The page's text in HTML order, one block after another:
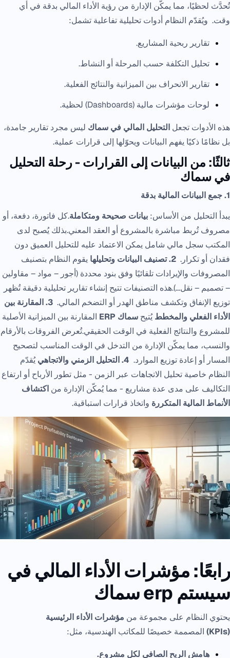
تُحدَّث لحظيًا، مما يمكّن الإدارة من رؤية الأداء المالي بدقة في أي
وقت. ويُقدّم النظام أدوات تحليلية تفاعلية تشمل:
تقارير ربحية المشاريع.
تحليل التكلفة حسب المرحلة أو النشاط.
تقارير الانحراف بين الميزانية والنتائج الفعلية.
لوحات مؤشرات مالية (Dashboards) لحظية.
هذه الأدوات تجعل التحليل المالي في سماك ليس مجرد تقارير جامدة،
بل نظامًا ذكيًا يفهم البيانات ويحوّلها إلى قرارات عملية.
ثالثًا: من البيانات إلى القرارات - رحلة التحليل
في سماك
1. جمع البيانات المالية بدقة
يبدأ التحليل من الأساس: بيانات صحيحة ومتكاملة.كل فاتورة، دفعة، أو
مصروف تُربط مباشرة بالمشروع أو العقد المعني.بذلك يُصبح لدى
المكتب سجل مالي شامل يمكن الاعتماد عليه للتحليل العميق دون
فقدان أو تكرار. 2. تصنيف البيانات وتحليلها
يقوم النظام بتصنيف
المصروفات والإيرادات تلقائيًا وفق بنود محددة (أجور – مواد – مقاولين
– تصميم – نقل…).هذه التصنيفات تتيح إنشاء تقارير تحليلية دقيقة تُظهر
توزيع الإنفاق وتكشف مناطق الهدر أو التضخم المالي.
3. المقارنة بين
الأداء الفعلي والمخططيُتيح سماك ERP
المقارنة بين الميزانية الأصلية
للمشروع والنتائج الفعلية في الوقت الحقيقي.تُعرض الفروقات بالأرقام
والنسب، مما يمكّن الإدارة من التدخل في الوقت المناسب لتصحيح
المسار أو إعادة توزيع الموارد. 4. التحليل الزمني والاتجاهي
يُقدّم
النظام خاصية تحليل الاتجاهات عبر الزمن - مثل تطور الأرباح أو ارتفاع
التكاليف على مدى عدة مشاريع - مما يُمكّن الإدارة من اكتشاف
الأنماط المالية المتكررة واتخاذ قرارات استباقية.
رابعًا: مؤشرات الأداء المالي في
سيستم erp سماك
يحتوي النظام على مجموعة من مؤشرات الأداء الرئيسية
(KPIs)
المصممة خصيصًا للمكاتب الهندسية، مثل:
هامش الربح الصافي لكل مشروع.